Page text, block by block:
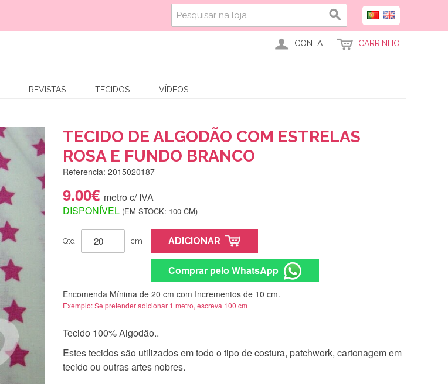
CONTA CARRINHO
REVISTAS TECIDOS VÍDEOS
TECIDO DE ALGODÃO COM ESTRELAS
ROSA E FUNDO BRANCO
Referencia: 2015020187
9.00€ metro c/ IVA
DISPONÍVEL (EM STOCK: 100 CM)
Qtd: cm ADICIONAR
Comprar pelo WhatsApp
Encomenda Mínima de 20 cm com Incrementos de 10 cm.
Exemplo: Se pretender adicionar 1 metro, escreva 100 cm
Tecido 100% Algodão..
Estes tecidos são utilizados em todo o tipo de costura, patchwork, cartonagem em
tecido ou outras artes nobres.